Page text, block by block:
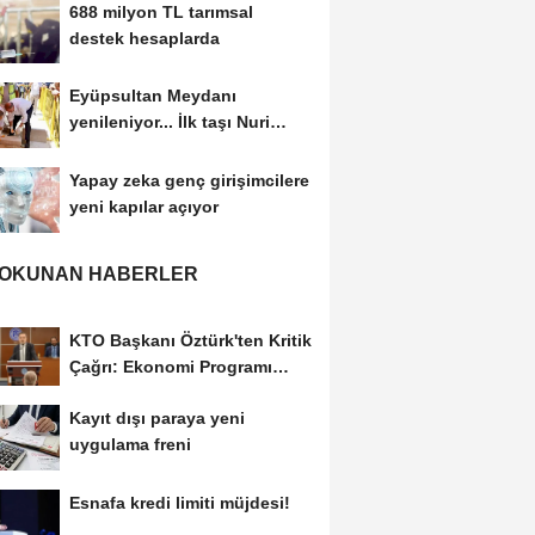
688 milyon TL tarımsal
destek hesaplarda
Eyüpsultan Meydanı
yenileniyor... İlk taşı Nuri
Yapay zeka genç girişimcilere
yeni kapılar açıyor
HABERLER
KTO Başkanı Öztürk'ten Kritik
Çağrı: Ekonomi Programı
Kayıt dışı paraya yeni
uygulama freni
Esnafa kredi limiti müjdesi!